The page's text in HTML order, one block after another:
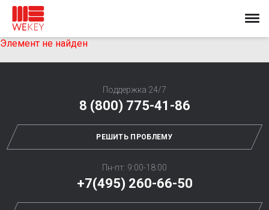
Элемент не найден
Поддержка 24/7
8 (800) 775-41-86
РЕШИТЬ ПРОБЛЕМУ
Пн-пт: 9:00-18:00
+7(495) 260-66-50